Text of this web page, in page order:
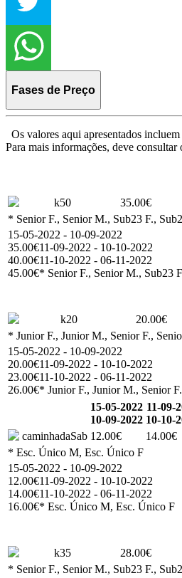
Fases de Preço
Os valores aqui apresentados
Para mais informações, deve
k50
35.00€
* Senior F., Senior M., Sub23 F.,
15-05-2022 - 10-09-2022
35.00€11-09-2022 - 10-10-2022
40.00€11-10-2022 - 06-11-2022
45.00€* Senior F., Senior M., Sub23
k20
20.00€
* Junior F., Junior M., Senior F.,
15-05-2022 - 10-09-2022
20.00€11-09-2022 - 10-10-2022
23.00€11-10-2022 - 06-11-2022
26.00€* Junior F., Junior M., Senior
15-05-2022
10-09-2022
11-09-
10-10-
caminhadaSab 12.00€ 14.00€
* Esc. Único M, Esc. Único F
15-05-2022 - 10-09-2022
12.00€11-09-2022 - 10-10-2022
14.00€11-10-2022 - 06-11-2022
16.00€* Esc. Único M, Esc. Único F
k35
28.00€
* Senior F., Senior M., Sub23 F.,